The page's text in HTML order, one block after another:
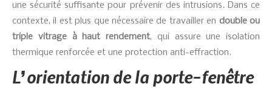
une sécurité suffisante pour prévenir des intrusions. Dans ce
contexte, il est plus que nécessaire de travailler en double ou
triple vitrage à haut rendement, qui assure une isolation
thermique renforcée et une protection anti-effraction.
L’orientation de la porte-fenêtre